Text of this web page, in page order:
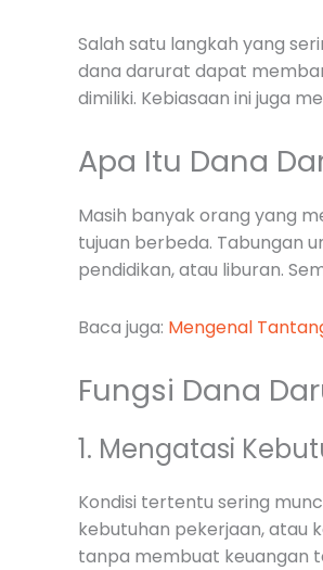
Salah satu langkah yang
dana darurat dapat
dimiliki. Kebiasaan ini juga
Apa Itu Dana
Masih banyak orang yang
tujuan berbeda. Tabungan
pendidikan, atau liburan.
Baca juga: Mengenal
Fungsi Dana
1. Mengatasi
Kondisi tertentu sering
kebutuhan pekerjaan, atau
tanpa membuat keuangan